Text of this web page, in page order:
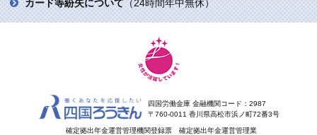
カード等紛失について（24時間年中無休）
四国労働金庫 金融機関コード：2987
〒760-0011 香川県高松市浜ノ町72番3号
確定拠出年金運営管理機関登録票 確定拠出年金運営管理業